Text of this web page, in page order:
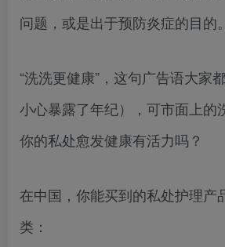
问题，或是出于预防炎症的目的。
“洗洗更健康”，这句广告语大家
小心暴露了年纪），可市面上的
你的私处愈发健康有活力吗？
在中国，你能买到的私处护理产
类：